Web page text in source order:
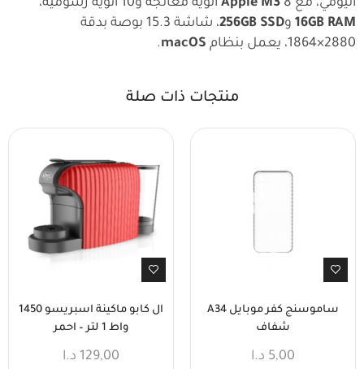
اليومي، مع
Apple M3 8 أنوية معالجة و10 أنوية رسومية،
16GB RAM و256GB SSD
، شاشة 15.3 بوصة بدقة
2880×1864، يعمل بنظام
macOS
.
منتجات ذات صلة
ساموسنج كفر موبايل A34
شفاف
5,00 د.ا
ال كابو ماكينة اسبريسو 1450
واط 1 لتر – احمر
129,00 د.ا